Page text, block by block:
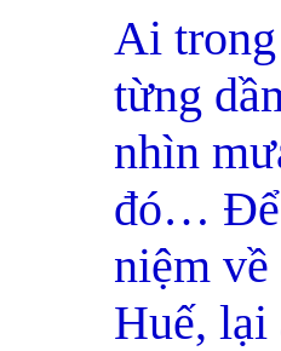
Ai
từng
nhìn
đó… Để
niệm
Huế, lại